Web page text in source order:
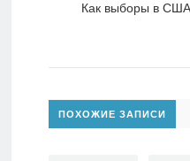
Как выборы в
ПОХОЖИЕ ЗАПИСИ